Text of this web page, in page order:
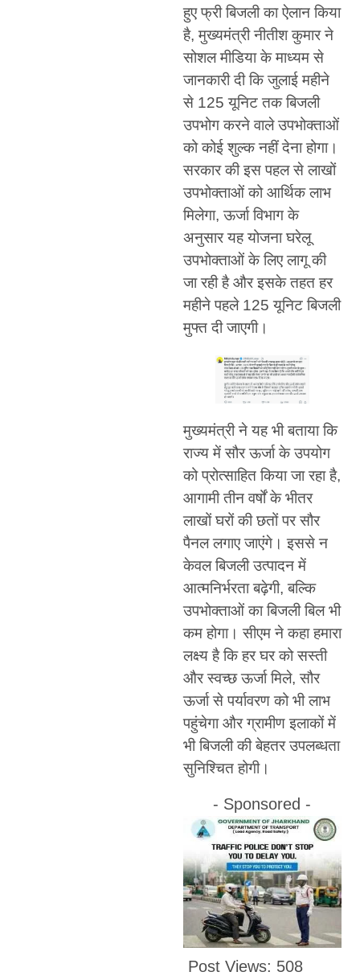
हुए फ्री बिजली का ऐलान किया
है, मुख्यमंत्री नीतीश कुमार ने
सोशल मीडिया के माध्यम से
जानकारी दी कि जुलाई महीने
से 125 यूनिट तक बिजली
उपभोग करने वाले उपभोक्ताओं
को कोई शुल्क नहीं देना होगा।
सरकार की इस पहल से लाखों
उपभोक्ताओं को आर्थिक लाभ
मिलेगा, ऊर्जा विभाग के
अनुसार यह योजना घरेलू
उपभोक्ताओं के लिए लागू की
जा रही है और इसके तहत हर
महीने पहले 125 यूनिट बिजली
मुफ्त दी जाएगी।
मुख्यमंत्री ने यह भी बताया कि
राज्य में सौर ऊर्जा के उपयोग
को प्रोत्साहित किया जा रहा है,
आगामी तीन वर्षों के भीतर
लाखों घरों की छतों पर सौर
पैनल लगाए जाएंगे। इससे न
केवल बिजली उत्पादन में
आत्मनिर्भरता बढ़ेगी, बल्कि
उपभोक्ताओं का बिजली बिल भी
कम होगा। सीएम ने कहा हमारा
लक्ष्य है कि हर घर को सस्ती
और स्वच्छ ऊर्जा मिले, सौर
ऊर्जा से पर्यावरण को भी लाभ
पहुंचेगा और ग्रामीण इलाकों में
भी बिजली की बेहतर उपलब्धता
सुनिश्चित होगी।
- Sponsored -
Post Views: 508